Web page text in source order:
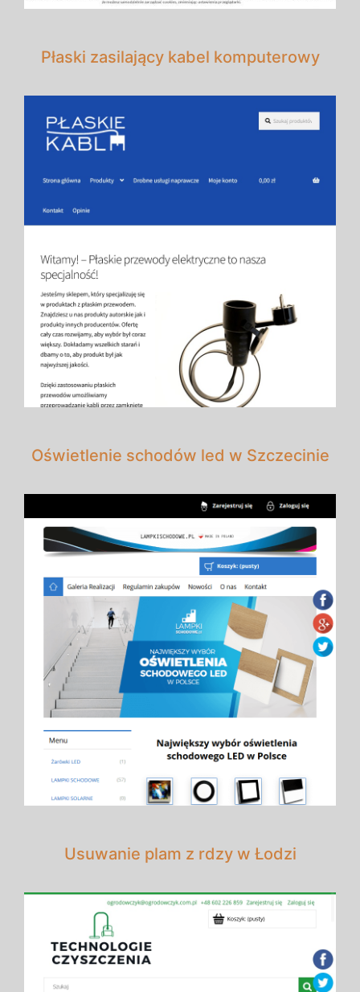
Płaski zasilający kabel komputerowy
Oświetlenie schodów led w Szczecinie
Usuwanie plam z rdzy w Łodzi